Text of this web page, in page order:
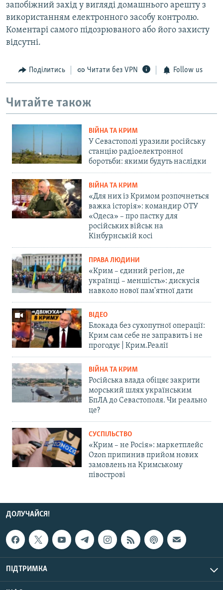
запобіжний захід у вигляді домашнього арешту з
використанням електронного засобу контролю.
Коментарі самого підозрюваного або його захисту
відсутні.
Поділитись Читати без VPN Follow us
Читайте також
ВІЙНА ТА КРИМ
У Севастополі уразили російську
станцію радіоелектронної
боротьби: якими будуть наслідки
ВІЙНА ТА КРИМ
«Для них із Кримом розпочнеться
важка історія»: командир ОТУ
«Одеса» – про пастку для
російських військ на
Кінбурнській косі
ПРАВА ЛЮДИНИ
«Крим – єдиний регіон, де
українці – меншість»: дискусія
навколо нової пам'ятної дати
ВІДЕО
Блокада без сухопутної операції:
Крим сам себе не заправить і не
прогодує | Крим.Реалії
ВІЙНА ТА КРИМ
Російська влада обіцяє закрити
морський шлях українським
БпЛА до Севастополя. Чи реально
це?
СУСПІЛЬСТВО
«Крим – не Росія»: маркетплейс
Ozon припинив прийом нових
замовлень на Кримському
півострові
ДОЛУЧАЙСЯ!
ПІДТРИМКА